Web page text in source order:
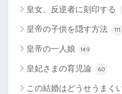
皇女、反逆者に刻印する
皇帝の子供を隠す方法 111
皇帝の一人娘 149
皇妃さまの育児論 60
この結婚はどうせうまく